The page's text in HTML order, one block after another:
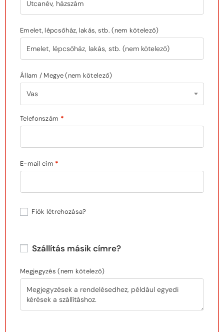
Emelet, lépcsőház, lakás, stb.(nem kötelező)
Állam / Megye(nem kötelező)
Vas
Telefonszám *
E-mail cím *
Fiók létrehozása?
Szállítás másik címre?
Megjegyzés(nem kötelező)